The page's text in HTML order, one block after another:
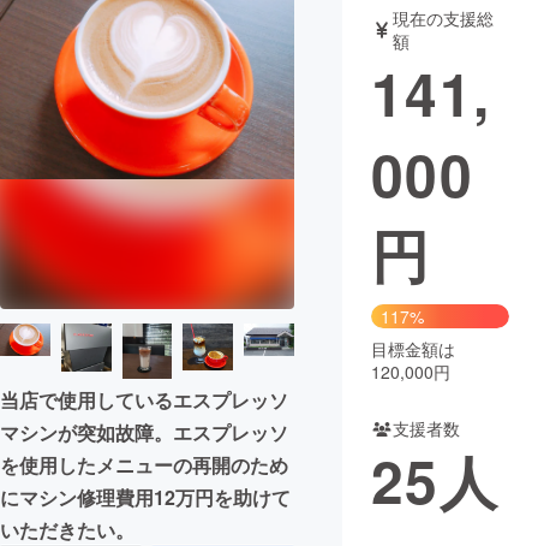
アート・写真 音楽
テクノロジー・ガジェット ゲーム・サ
映像・映画
ビジネス・起業
まちづくり・地域活性化
CAMPFIRE for Social Good CAMPFIRE Creation
CAMPFIREふるさと納税
machi-ya コミュニティ
当店で使用しているエスプレッソ
マシンが突如故障。エスプレッソ
を使用したメニューの再開のため
にマシン修理費用12万円を助けて
いただきたい。
現在の支援総
額
141,
000
円
117%
目標金額は
120,000円
支援者数
25人